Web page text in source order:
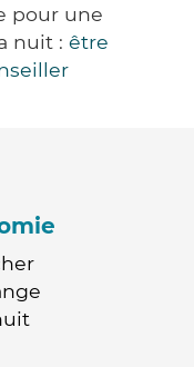
pour une
nuit : être